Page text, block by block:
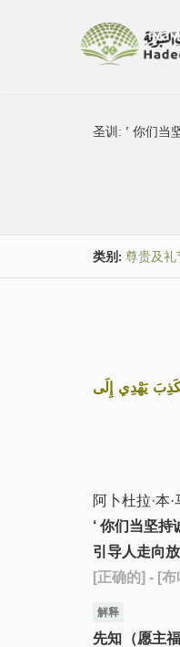
圣训: ‘ 你们当
类别: 尊贵及
يَهْدِي إِلَى
阿卜杜拉·本
‘ 你们当坚
引导人走向
[正确的] - [布
解释
先知（愿主